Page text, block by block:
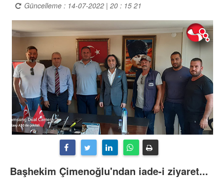
Güncelleme : 14-07-2022 | 20 : 15 21
Başhekim Çimenoğlu'ndan iade-i ziyaret...